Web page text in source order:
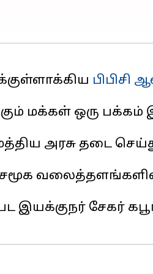
மக்கள் ஒரு பக்கம்
அரசு தடை
வலைத்தளங்களில்
இயக்குநர் சேகர்